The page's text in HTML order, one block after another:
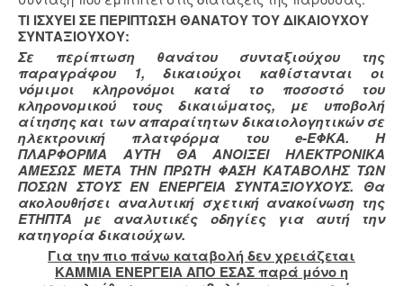
ΤΙ ΙΣΧΥΕΙ ΣΕ ΠΕΡΙΠΤΩΣΗ ΘΑΝΑΤΟΥ ΤΟΥ ΔΙΚΑΙΟΥΧΟΥ
ΣΥΝΤΑΞΙΟΥΧΟΥ:
Σε περίπτωση θανάτου συνταξιούχου της
παραγράφου 1, δικαιούχοι καθίστανται οι
νόμιμοι κληρονόμοι κατά το ποσοστό του
κληρονομικού τους δικαιώματος, με υποβολή
αίτησης και των απαραίτητων δικαιολογητικών σε
ηλεκτρονική πλατφόρμα του e-ΕΦΚΑ. Η
ΠΛΑΡΦΟΡΜΑ ΑΥΤΗ ΘΑ ΑΝΟΙΞΕΙ ΗΛΕΚΤΡΟΝΙΚΑ
ΑΜΕΣΩΣ ΜΕΤΑ ΤΗΝ ΠΡΩΤΗ ΦΑΣΗ ΚΑΤΑΒΟΛΗΣ ΤΩΝ
ΠΟΣΩΝ ΣΤΟΥΣ ΕΝ ΕΝΕΡΓΕΙΑ ΣΥΝΤΑΞΙΟΥΧΟΥΣ. Θα
ακολουθήσει αναλυτική σχετική ανακοίνωση της
ΕΤΗΠΤΑ με αναλυτικές οδηγίες για αυτή την
κατηγορία δικαιούχων.
Για την πιο πάνω καταβολή δεν χρειάζεται
ΚΑΜΜΙΑ ΕΝΕΡΓΕΙΑ ΑΠΟ ΕΣΑΣ παρά μόνο η